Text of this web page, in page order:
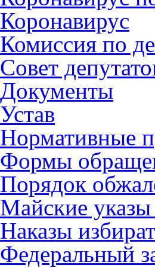
Коронавирус
Комиссия по
Совет
Документы
Устав
Нормативные
Формы
Порядок
Майские
Наказы
Федеральный